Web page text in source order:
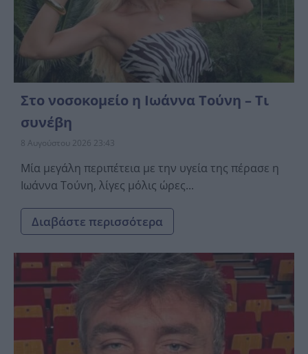
Στο νοσοκομείο η Ιωάννα Τούνη – Τι
συνέβη
8 Αυγούστου 2026 23:43
Μία μεγάλη περιπέτεια με την υγεία της πέρασε η
Ιωάννα Τούνη, λίγες μόλις ώρες...
Διαβάστε περισσότερα